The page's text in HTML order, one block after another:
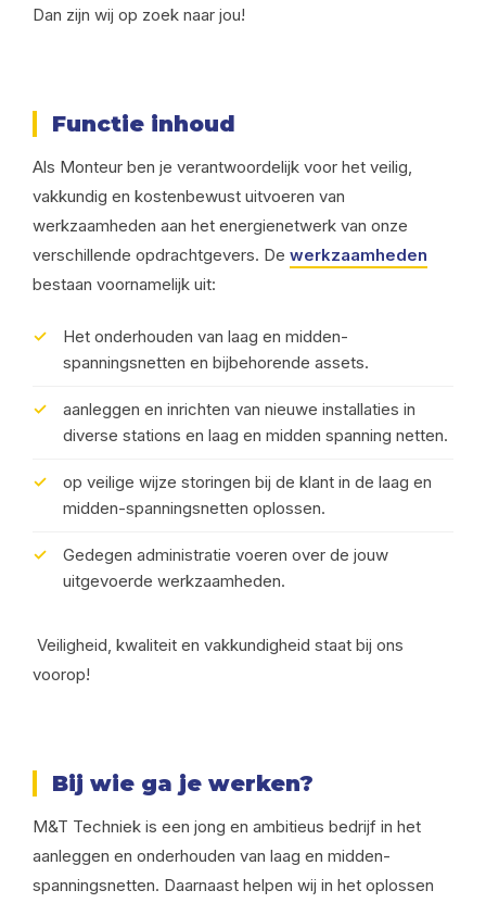
Dan zijn wij op zoek naar jou!
Functie inhoud
Als Monteur ben je verantwoordelijk voor het veilig,
vakkundig en kostenbewust uitvoeren van
werkzaamheden aan het energienetwerk van onze
verschillende opdrachtgevers. De werkzaamheden
bestaan voornamelijk uit:
Het onderhouden van laag en midden-
spanningsnetten en bijbehorende assets.
aanleggen en inrichten van nieuwe installaties in
diverse stations en laag en midden spanning netten.
op veilige wijze storingen bij de klant in de laag en
midden-spanningsnetten oplossen.
Gedegen administratie voeren over de jouw
uitgevoerde werkzaamheden.
Veiligheid, kwaliteit en vakkundigheid staat bij ons
voorop!
Bij wie ga je werken?
M&T Techniek is een jong en ambitieus bedrijf in het
aanleggen en onderhouden van laag en midden-
spanningsnetten. Daarnaast helpen wij in het oplossen